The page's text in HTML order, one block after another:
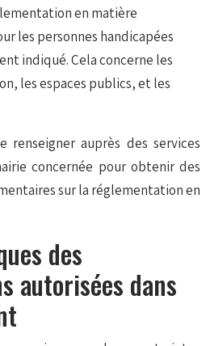
en matière
les personnes handicapées
indiqué. Cela concerne les
les espaces publics, et les
auprès des services
concernée pour obtenir des
sur la réglementation en
des
autorisées dans